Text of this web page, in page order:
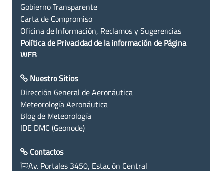
Gobierno Transparente
Carta de Compromiso
Oficina de Información, Reclamos y Sugerencias
Política de Privacidad de la información de Página
WEB
Nuestro Sitios
Dirección General de Aeronáutica
Meteorología Aeronáutica
Blog de Meteorología
IDE DMC (Geonode)
Contactos
Av. Portales 3450, Estación Central